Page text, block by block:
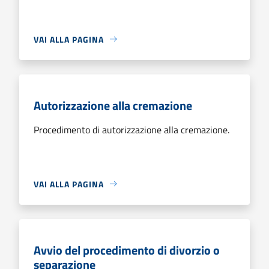
VAI ALLA PAGINA
Autorizzazione alla cremazione
Procedimento di autorizzazione alla cremazione.
VAI ALLA PAGINA
Avvio del procedimento di divorzio o
separazione